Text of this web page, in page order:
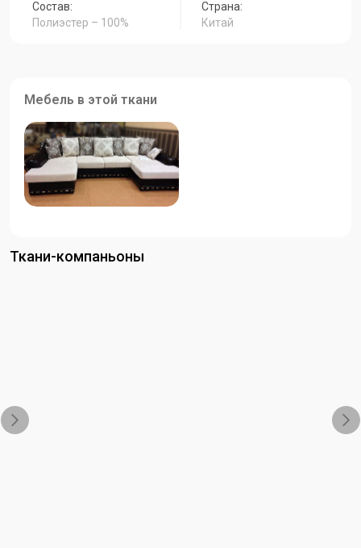
Состав:
Полиэстер – 100%
Страна:
Китай
Мебель в этой ткани
Ткани-компаньоны